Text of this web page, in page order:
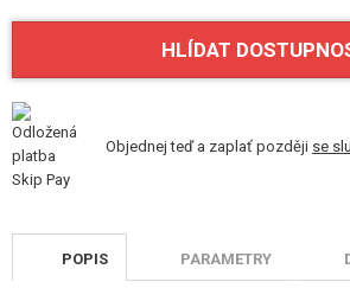
SEBEOBRANA, VÝCVIK, NOŽE
OUTDOOR A BUSHCRAFT
STAVEBNICE, MODELY
HLÍDAT
Objednej teď a zaplať později se
POPIS PARAMETRY